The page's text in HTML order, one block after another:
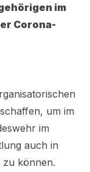
im
Corona-
um im
im
auch in
können.